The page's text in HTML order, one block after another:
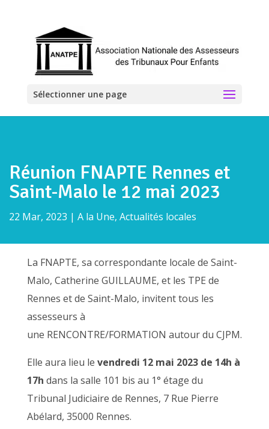
Sélectionner une page
Réunion FNAPTE Rennes et
Saint-Malo le 12 mai 2023
22 Mar, 2023 | A la Une, Actualités locales
La FNAPTE, sa correspondante locale de Saint-
Malo, Catherine GUILLAUME, et les TPE de
Rennes et de Saint-Malo, invitent tous les
assesseurs à
une RENCONTRE/FORMATION autour du CJPM.
Elle aura lieu le vendredi 12 mai 2023 de 14h à
17h dans la salle 101 bis au 1° étage du
Tribunal Judiciaire de Rennes, 7 Rue Pierre
Abélard, 35000 Rennes.